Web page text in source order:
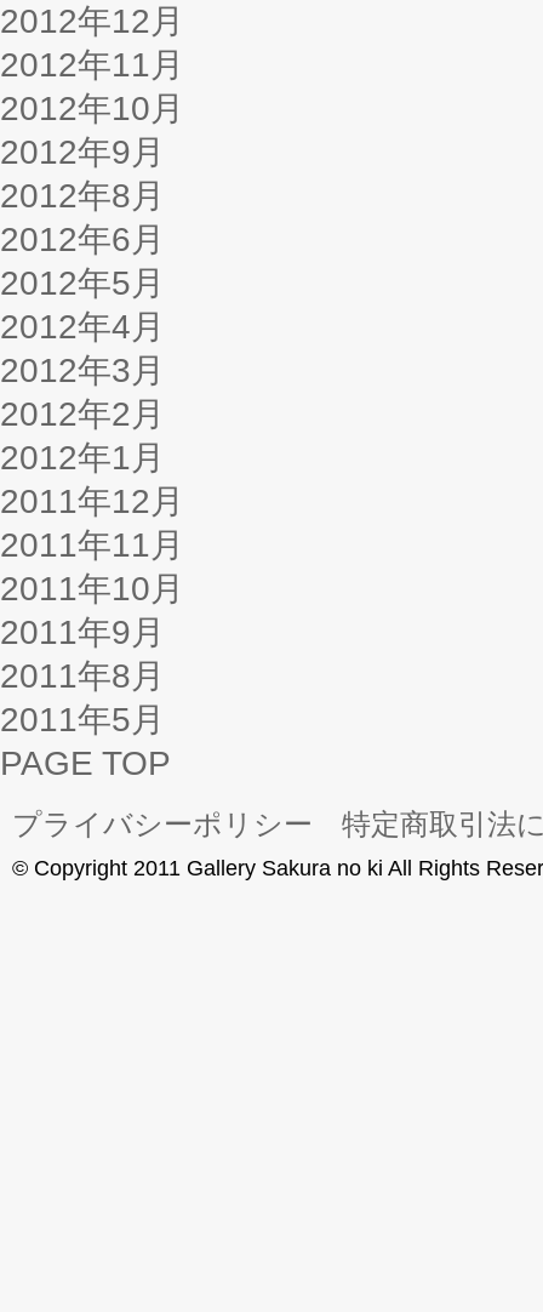
2012年12月
2012年11月
2012年10月
2012年9月
2012年8月
2012年6月
2012年5月
2012年4月
2012年3月
2012年2月
2012年1月
2011年12月
2011年11月
2011年10月
2011年9月
2011年8月
2011年5月
PAGE TOP
プライバシーポリシー 特定商取引法
© Copyright 2011 Gallery Sakura no ki All Rights